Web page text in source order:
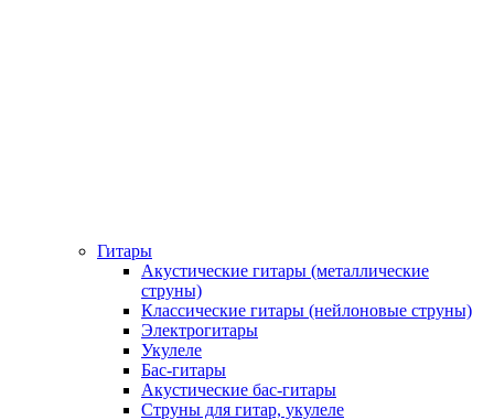
Гитары
Акустические гитары (металлические
струны)
Классические гитары (нейлоновые струны)
Электрогитары
Укулеле
Бас-гитары
Акустические бас-гитары
Струны для гитар, укулеле